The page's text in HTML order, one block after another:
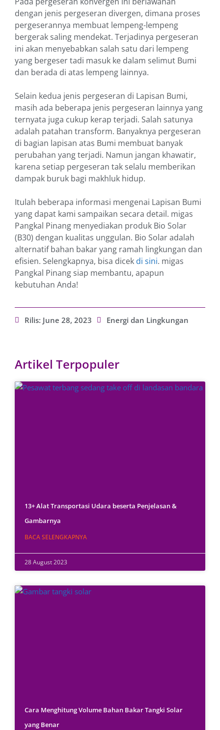
dengan jenis pergeseran divergen, dimana proses
pergeserannya membuat lempeng-lempeng
bergerak saling mendekat. Terjadinya pergeseran
ini akan menyebabkan salah satu dari lempeng
yang bergeser tadi masuk ke dalam selimut Bumi
dan berada di atas lempeng lainnya.
Selain kedua jenis pergeseran di Lapisan Bumi,
masih ada beberapa jenis pergeseran lainnya yang
ternyata juga cukup kerap terjadi. Salah satunya
adalah patahan transform. Banyaknya pergeseran
di bagian lapisan atas Bumi membuat banyak
perubahan yang terjadi. Namun jangan khawatir,
karena setiap pergeseran tak selalu memberikan
dampak buruk bagi makhluk hidup.
Itulah beberapa informasi mengenai Lapisan Bumi
yang dapat kami sampaikan secara detail. migas
Pangkal Pinang menyediakan produk Bio Solar
(B30) dengan kualitas unggulan. Bio Solar adalah
alternatif bahan bakar yang ramah lingkungan dan
efisien. Selengkapnya, bisa dicek di sini. migas
Pangkal Pinang siap membantu, apapun
kebutuhan Anda!
Rilis: June 28, 2023 Energi dan Lingkungan
Artikel Terpopuler
13+ Alat Transportasi Udara beserta Penjelasan &
Gambarnya
BACA SELENGKAPNYA
28 August 2023
Cara Menghitung Volume Bahan Bakar Tangki Solar
yang Benar